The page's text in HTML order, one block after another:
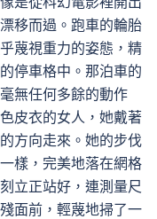
移而過。跑車的輪胎
蔑視重力的姿態，精
停車格中。那泊車的
無任何多餘的動作
皮衣的女人，她戴著
方向走來。她的步伐
樣，完美地落在網格
立正站好，連測量尺
面前，輕蔑地掃了一